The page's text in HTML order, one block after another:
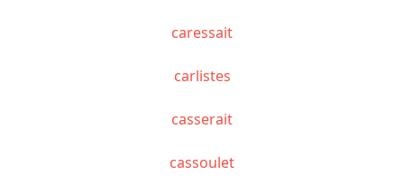
caressait
carlistes
casserait
cassoulet